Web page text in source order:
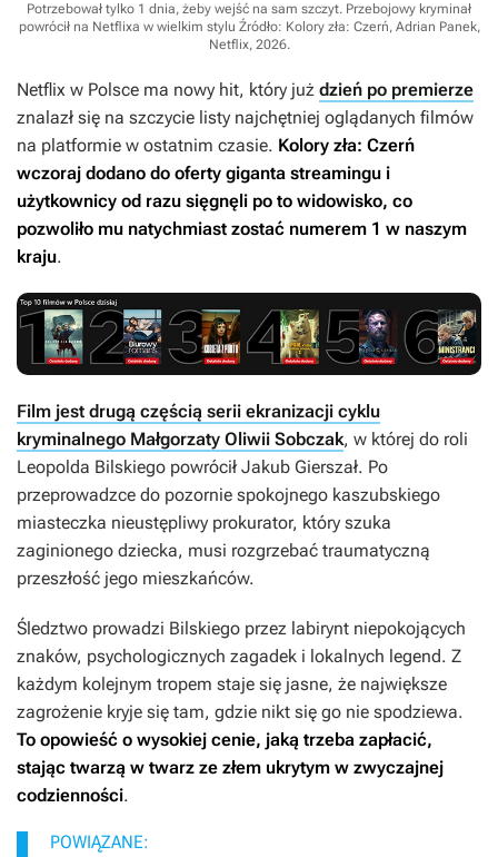
Potrzebował tylko 1 dnia, żeby wejść na sam szczyt. Przebojowy kryminał
powrócił na Netflixa w wielkim stylu Źródło: Kolory zła: Czerń, Adrian Panek,
Netflix, 2026.
Netflix w Polsce ma nowy hit, który już dzień po premierze
znalazł się na szczycie listy najchętniej oglądanych filmów
na platformie w ostatnim czasie. Kolory zła: Czerń
wczoraj dodano do oferty giganta streamingu i
użytkownicy od razu sięgnęli po to widowisko, co
pozwoliło mu natychmiast zostać numerem 1 w naszym
kraju.
Film jest drugą częścią serii ekranizacji cyklu
kryminalnego Małgorzaty Oliwii Sobczak, w której do roli
Leopolda Bilskiego powrócił Jakub Gierszał. Po
przeprowadzce do pozornie spokojnego kaszubskiego
miasteczka nieustępliwy prokurator, który szuka
zaginionego dziecka, musi rozgrzebać traumatyczną
przeszłość jego mieszkańców.
Śledztwo prowadzi Bilskiego przez labirynt niepokojących
znaków, psychologicznych zagadek i lokalnych legend. Z
każdym kolejnym tropem staje się jasne, że największe
zagrożenie kryje się tam, gdzie nikt się go nie spodziewa.
To opowieść o wysokiej cenie, jaką trzeba zapłacić,
stając twarzą w twarz ze złem ukrytym w zwyczajnej
codzienności.
POWIĄZANE: